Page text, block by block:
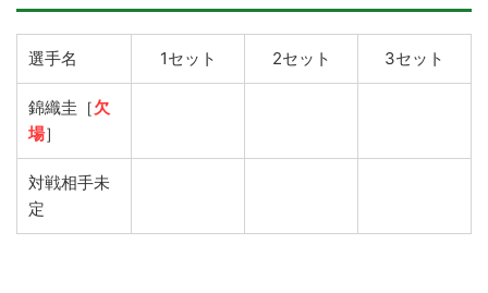
選手名 1セット 2セット 3セット
錦織圭［欠
場］
対戦相手未
定